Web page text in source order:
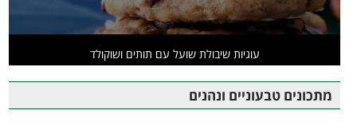
עוגיות שיבולת שועל עם תותים ושוקולד
מתכונים טבעוניים ונהנים